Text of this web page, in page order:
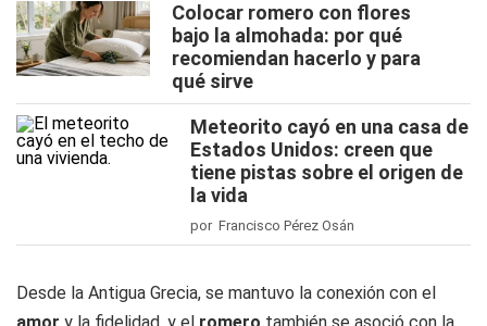
Colocar romero con flores
bajo la almohada: por qué
recomiendan hacerlo y para
qué sirve
Meteorito cayó en una casa de
Estados Unidos: creen que
tiene pistas sobre el origen de
la vida
por Francisco Pérez Osán
Desde la Antigua Grecia, se mantuvo la conexión con el